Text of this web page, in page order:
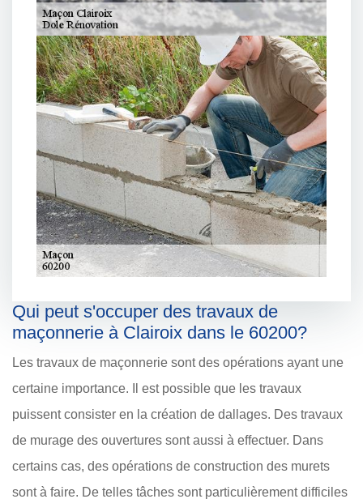
Qui peut s'occuper des travaux de
maçonnerie à Clairoix dans le 60200?
Les travaux de maçonnerie sont des opérations ayant une
certaine importance. Il est possible que les travaux
puissent consister en la création de dallages. Des travaux
de murage des ouvertures sont aussi à effectuer. Dans
certains cas, des opérations de construction des murets
sont à faire. De telles tâches sont particulièrement difficiles